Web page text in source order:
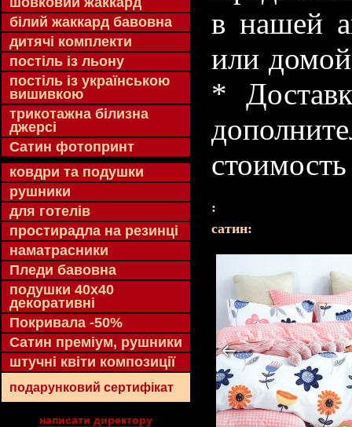
білий жаккард бавовна
дитячі комплекти
постіль із льону
постіль із українською
вишивкою
трикотажна білизна
джерсі
Сатин фотопринт
ковдри та подушки
рушники
для готелів
простирадла на резинці
наматрасники
Пледи бавовна
подушки 40х40
декоративні
Покривала -50%
Сатин преміум, рушники
штучні квіти композиції
подарунковий сертифікат
написати директору
в нашей
или
*
:
cатин: